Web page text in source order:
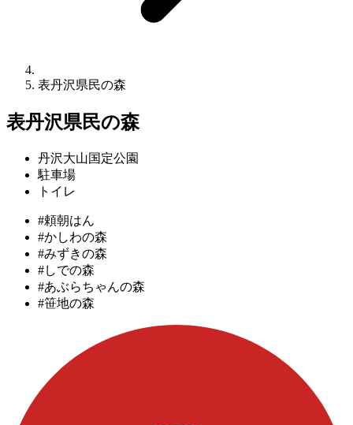
表丹沢県民の森
表丹沢県民の森
丹沢大山国定公園
駐車場
トイレ
#頼朝はん
#かしわの森
#みずきの森
#しでの森
#あぶらちゃんの森
#笹地の森